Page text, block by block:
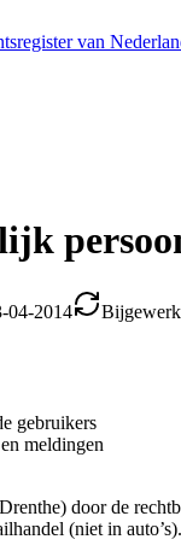
van
04-2014
gebruikers
meldingen
door de
(niet in